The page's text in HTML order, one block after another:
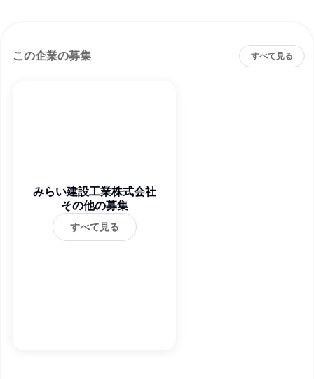
この企業の募集 すべて見る
みらい建設工業株式会社
その他の募集
すべて見る